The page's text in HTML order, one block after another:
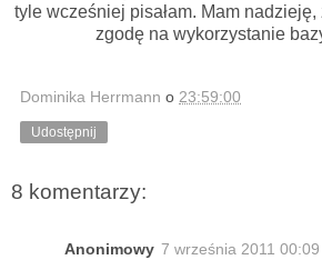
tyle wcześniej pisałam. Mam nadzieję,
zgodę na wykorzystanie
Dominika Herrmann o 23:59:00
Udostępnij
8 komentarzy:
Anonimowy 7 września 2011 00:09